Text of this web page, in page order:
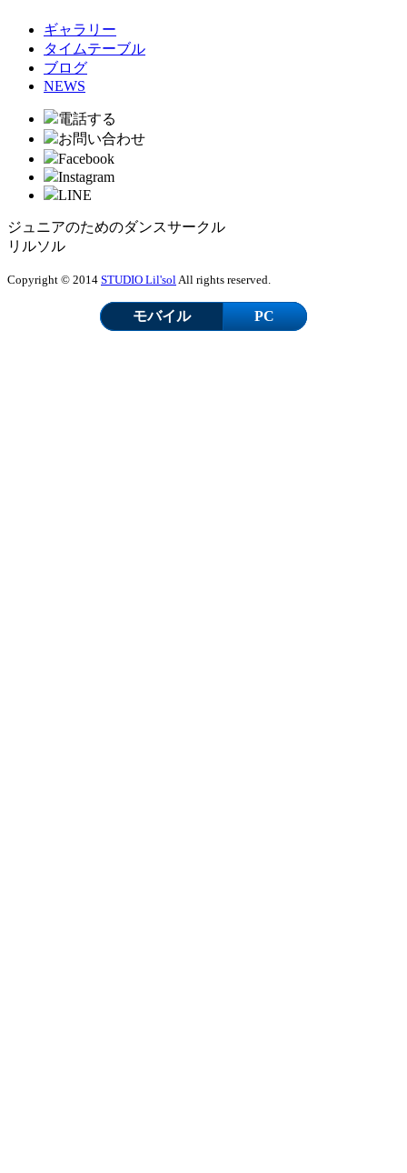
ギャラリー
タイムテーブル
ブログ
NEWS
電話する
お問い合わせ
Facebook
Instagram
LINE
ジュニアのためのダンスサークル
リルソル
Copyright © 2014 STUDIO Lil'solAll rights reserved.
モバイル PC